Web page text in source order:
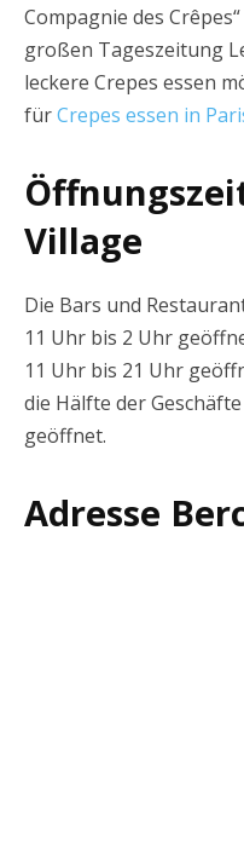
Compagnie des
großen Tageszeitung
leckere Crepes essen
fürCrepes essen in
Village
Die Bars und
11 Uhr bis 2 Uhr
11 Uhr bis 21 Uhr
die Hälfte der
geöffnet.
Adresse